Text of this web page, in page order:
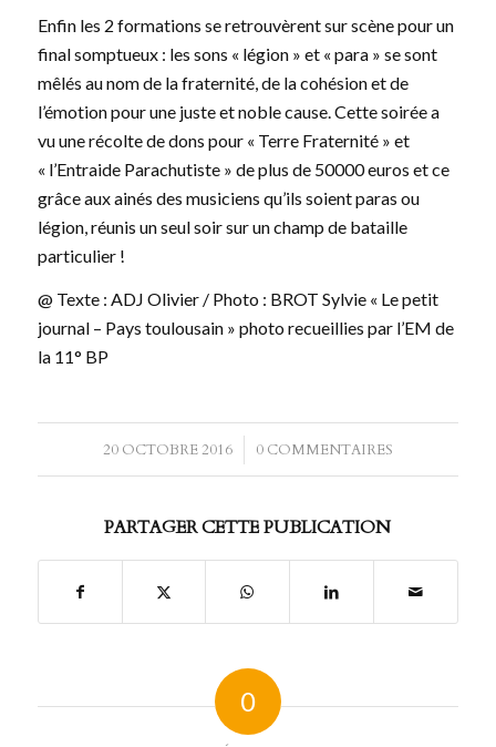
Enfin les 2 formations se retrouvèrent sur scène pour un
final somptueux : les sons « légion » et « para » se sont
mêlés au nom de la fraternité, de la cohésion et de
l’émotion pour une juste et noble cause. Cette soirée a
vu une récolte de dons pour « Terre Fraternité » et
« l’Entraide Parachutiste » de plus de 50000 euros et ce
grâce aux ainés des musiciens qu’ils soient paras ou
légion, réunis un seul soir sur un champ de bataille
particulier !
@ Texte : ADJ Olivier / Photo : BROT Sylvie « Le petit
journal – Pays toulousain » photo recueillies par l’EM de
la 11° BP
20 OCTOBRE 2016
/ 0 COMMENTAIRES
PARTAGER CETTE PUBLICATION
0